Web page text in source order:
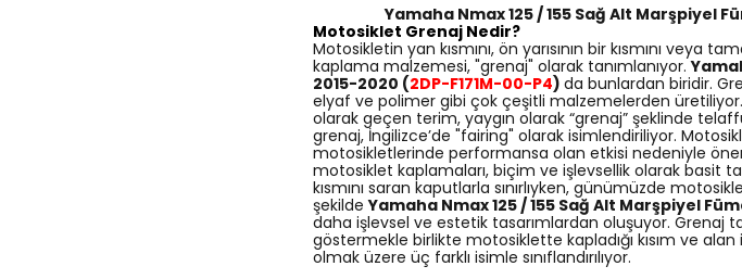
Yamaha Nmax 125 / 155 Sağ Alt Marşpiyel
Motosiklet Grenaj Nedir?
Motosikletin yan kısmını, ön yarısının bir kısmını veya
kaplama malzemesi, "grenaj" olarak tanımlanıyor.
2015-2020 (2DP-F171M-00-P4) da bunlardan biridir.
elyaf ve polimer gibi çok çeşitli malzemelerden
olarak geçen terim, yaygın olarak “grenaj” şeklinde
grenaj, İngilizce’de "fairing" olarak isimlendiriliyor.
motosikletlerinde performansa olan etkisi nedeniyle
motosiklet kaplamaları, biçim ve işlevsellik olarak basit
kısmını saran kaputlarla sınırlıyken, günümüzde
şekildeYamaha Nmax 125 / 155 Sağ Alt Marşpiyel
daha işlevsel ve estetik tasarımlardan oluşuyor.
göstermekle birlikte motosiklette kapladığı kısım ve
olmak üzere üç farklı isimle sınıflandırılıyor.